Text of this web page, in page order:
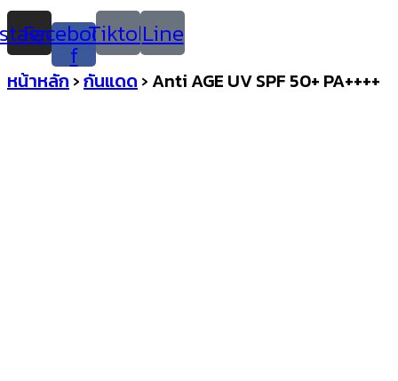
Facebook-
f
TiktokLine
หน้าหลัก ›กันแดด › Anti AGE UV SPF 50+ PA++++